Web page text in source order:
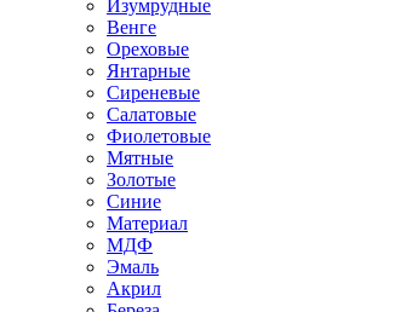
Изумрудные
Венге
Ореховые
Янтарные
Сиреневые
Салатовые
Фиолетовые
Мятные
Золотые
Синие
Материал
МДФ
Эмаль
Акрил